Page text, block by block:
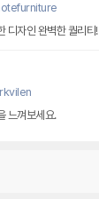
디자인 완벽한 퀄리티!
느껴보세요.